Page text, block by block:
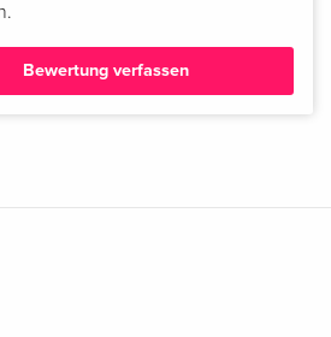
Bewertung verfassen